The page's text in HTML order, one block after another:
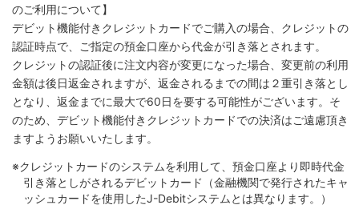
のご利用について】
デビット機能付きクレジットカードでご購入の場合、クレジットの
認証時点で、ご指定の預金口座から代金が引き落とされます。
クレジットの認証後に注文内容が変更になった場合、変更前の利用
金額は後日返金されますが、返金されるまでの間は２重引き落とし
となり、返金までに最大で60日を要する可能性がございます。そ
のため、デビット機能付きクレジットカードでの決済はご遠慮頂き
ますようお願いいたします。
※クレジットカードのシステムを利用して、預金口座より即時代金
引き落としがされるデビットカード（金融機関で発行されたキャ
ッシュカードを使用したJ-Debitシステムとは異なります。）